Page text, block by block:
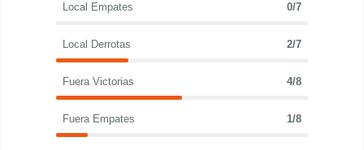
Local Empates 0/7
Local Derrotas 2/7
Fuera Victorias 4/8
Fuera Empates 1/8